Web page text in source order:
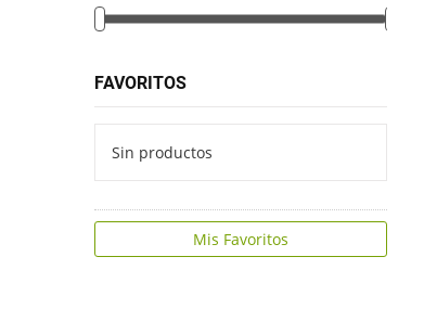
FAVORITOS
Sin productos
Mis Favoritos